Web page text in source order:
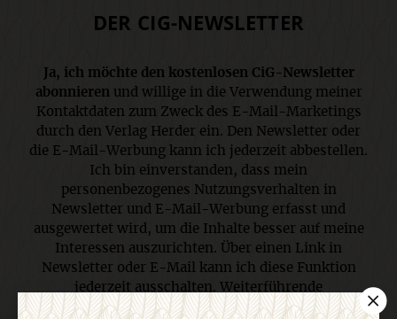
DER CIG-NEWSLETTER
Ja, ich möchte den kostenlosen CiG-Newsletter
abonnierenund willige in die Verwendung meiner
Kontaktdaten zum Zweck des E-Mail-Marketings
durch den Verlag Herder ein. Den Newsletter oder
die E-Mail-Werbung kann ich jederzeit abbestellen.
Ich bin einverstanden, dass mein
personenbezogenes Nutzungsverhalten in
Newsletter und E-Mail-Werbung erfasst und
ausgewertet wird, um die Inhalte besser auf meine
Interessen auszurichten. Über einen Link in
Newsletter oder E-Mail kann ich diese Funktion
jederzeit ausschalten. Weiterführende
Informationen finden Sie in unseren